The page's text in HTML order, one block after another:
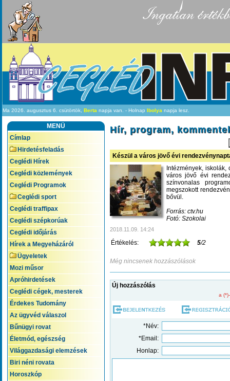
Ingatlan
Ma 2026. augusztus 6. csütörtök, Berta napja van. - Holnap Ibolya napja lesz.
MENÜ
Címlap
Hirdetésfeladás
Ceglédi Hírek
Ceglédi közlemények
Ceglédi Programok
Ceglédi sport
Ceglédi traffipax
Ceglédi szépkorúak
Ceglédi időjárás
Hírek a Megyeházáról
Ügyeletek
Mozi műsor
Apróhirdetések
Ceglédi cégek, mesterek
Érdekes Tudomány
Az ügyvéd válaszol
Bűnügyi rovat
Életmód, egészség
Világgazdasági elemzések
Biri néni rovata
Horoszkóp
Hír, program,
Készül a város jövő évi
Intézmények,
város jövő évi
színvonalas
megszokott
bővül.
Forrás: ctv.hu
Fotó: Szokolai
2018.11.09. 14:24
Értékelés: 5/2
Még nincsenek hozzászólások
Új hozzászólás
a
*Név:
*Email:
Honlap: